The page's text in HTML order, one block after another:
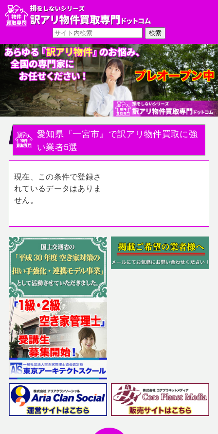
愛知県『一宮市』で訳アリ物件買取に強
い業者5選
現在、この条件で登録さ
れているデータはありま
せん。